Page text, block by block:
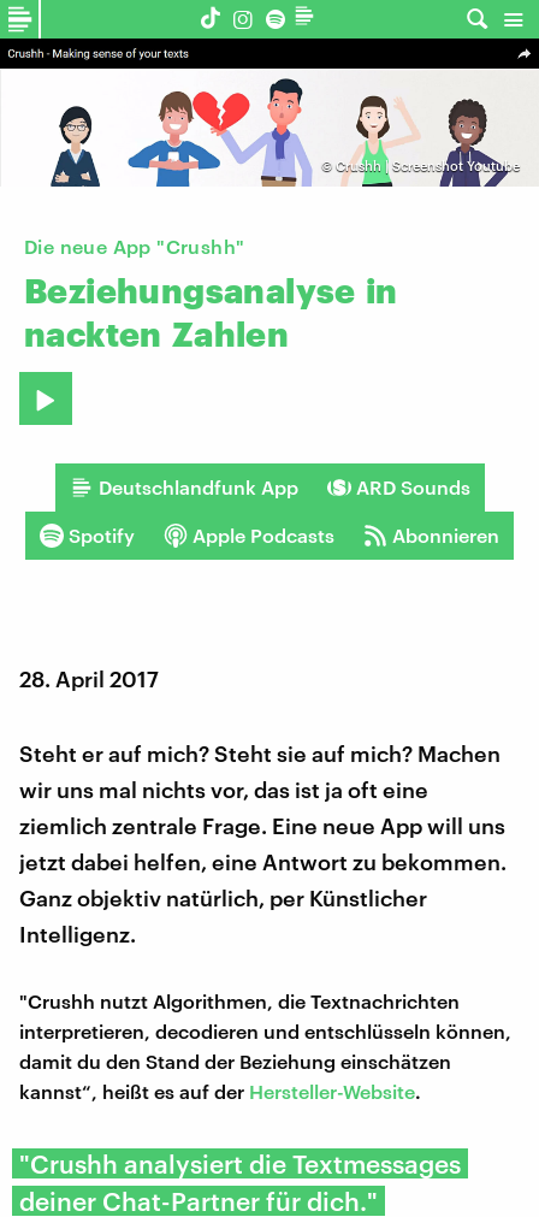
© Crushh | Screenshot Youtube
Die neue App "Crushh"
Beziehungsanalyse in
nackten Zahlen
Deutschlandfunk App ARD Sounds
Spotify Apple Podcasts Abonnieren
28. April 2017
Steht er auf mich? Steht sie auf mich? Machen
wir uns mal nichts vor, das ist ja oft eine
ziemlich zentrale Frage. Eine neue App will uns
jetzt dabei helfen, eine Antwort zu bekommen.
Ganz objektiv natürlich, per Künstlicher
Intelligenz.
"Crushh nutzt Algorithmen, die Textnachrichten
interpretieren, decodieren und entschlüsseln können,
damit du den Stand der Beziehung einschätzen
kannst“, heißt es auf der Hersteller-Website.
"Crushh analysiert die Textmessages
deiner Chat-Partner für dich."